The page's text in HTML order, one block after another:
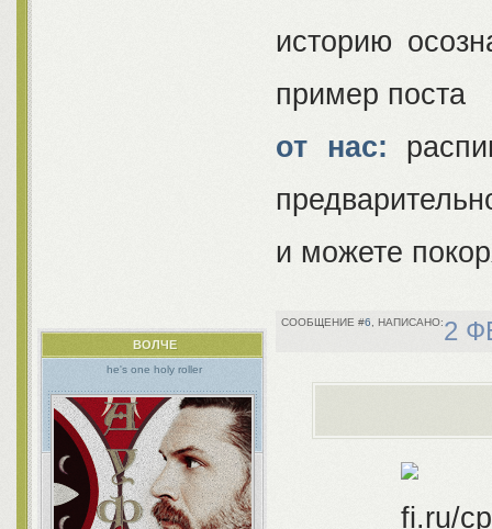
историю
пример поста
от нас:
и можете
6 2
ВОЛЧЕ
he's one holy roller